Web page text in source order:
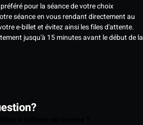
pour la séance de votre choix
séance en vous rendant directement au
e-billet et évitez ainsi les files d'attente.
jusqu'à 15 minutes avant le début de la